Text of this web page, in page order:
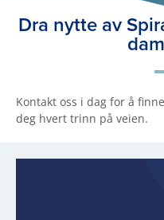
Dra nytte av
Kontakt oss i dag for å
deg hvert trinn på veien.